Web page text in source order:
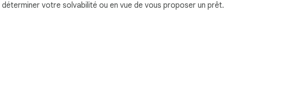
votre solvabilité ou en vue de vous proposer un prêt.